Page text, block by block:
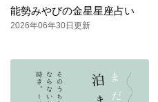
能勢みやびの金星星座占い
2026年06年30日更新